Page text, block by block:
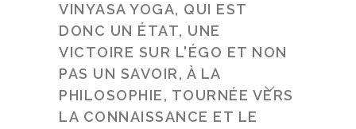
VINYASA YOGA, QUI EST
DONC UN ÉTAT, UNE
VICTOIRE SUR L'ÉGO ET NON
PAS UN SAVOIR, À LA
PHILOSOPHIE, TOURNÉE VERS
LA CONNAISSANCE ET LE